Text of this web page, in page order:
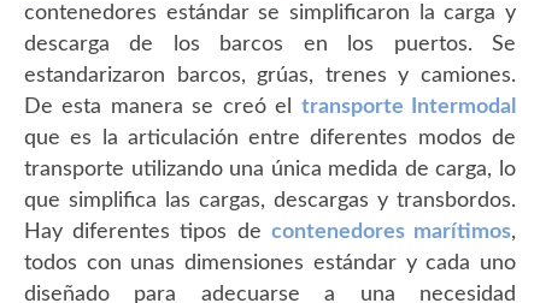
contenedores estándar se simplificaron la carga y
descarga de los barcos en los puertos. Se
estandarizaron barcos, grúas, trenes y camiones.
De esta manera se creó el transporte Intermodal
que es la articulación entre diferentes modos de
transporte utilizando una única medida de carga, lo
que simplifica las cargas, descargas y transbordos.
Hay diferentes tipos de contenedores marítimos,
todos con unas dimensiones estándar y cada uno
diseñado para adecuarse a una necesidad